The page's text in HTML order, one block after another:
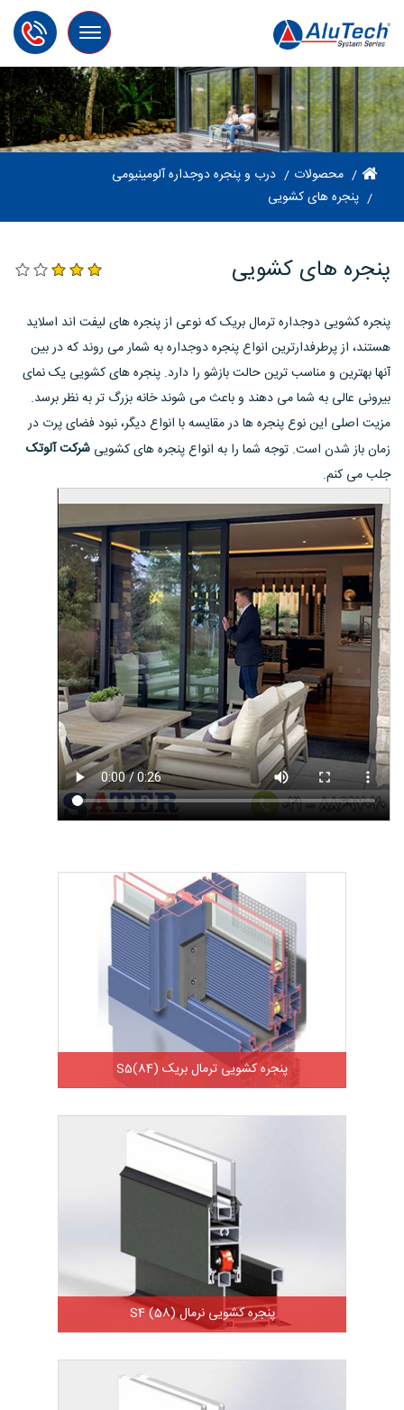
Toggle
navigation
محصولات
درب و پنجره دوجداره آلومینیومی
پنجره های کشویی
پنجره های کشویی
پنجره کشویی دوجداره ترمال بریک که نوعی از پنجره های لیفت اند اسلاید
هستند، از پرطرفدارترین انواع پنجره دوجداره به شمار می روند که در بین
آنها بهترین و مناسب ترین حالت بازشو را دارد. پنجره های کشویی یک نمای
بیرونی عالی به شما می دهند و باعث می شوند خانه بزرگ تر به نظر برسد.
مزیت اصلی این نوع پنجره ها در مقایسه با انواع دیگر، نبود فضای پرت در
زمان باز شدن است. توجه شما را به انواع پنجره های کشویی شرکت آلوتک
جلب می کنم.
پنجره کشویی ترمال بریک S5(84)
پنجره کشویی نرمال S4 (58)